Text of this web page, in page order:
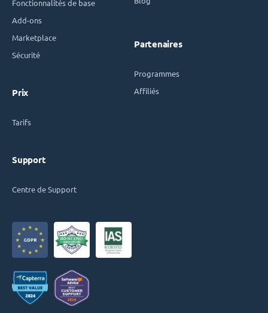
Fonctionnalités de base
Add-ons
Marketplace
Sécurité
Prix
Tarifs
Support
Centre de Support
Partenaires
Programmes
Affiliés